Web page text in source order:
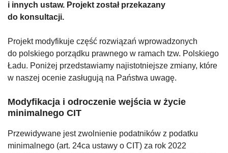
i innych ustaw. Projekt został przekazany
do konsultacji.
Projekt modyfikuje część rozwiązań wprowadzonych
do polskiego porządku prawnego w ramach tzw. Polskiego
Ładu. Poniżej przedstawiamy najistotniejsze zmiany, które
w naszej ocenie zasługują na Państwa uwagę.
Modyfikacja i odroczenie wejścia w życie
minimalnego CIT
Przewidywane jest zwolnienie podatników z podatku
minimalnego (art. 24ca ustawy o CIT) za rok 2022